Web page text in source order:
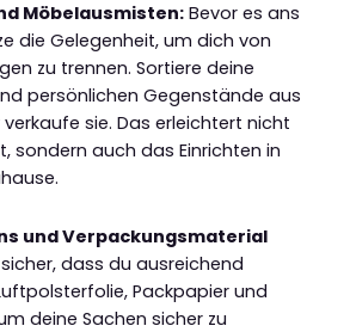
Möbelausmisten: Bevor es ans
die Gelegenheit, um dich von
zu trennen. Sortiere deine
persönlichen Gegenstände aus
sie. Das erleichtert nicht
sondern auch das Einrichten in
und Verpackungsmaterial
dass du ausreichend
Packpapier und
deine Sachen sicher zu